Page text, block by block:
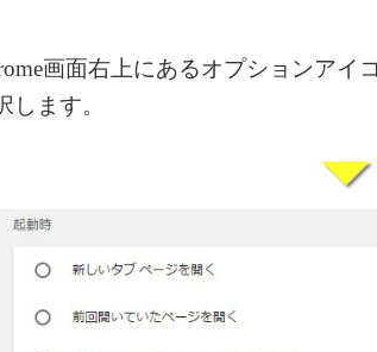
画面右上にあるオプションアイ
します。